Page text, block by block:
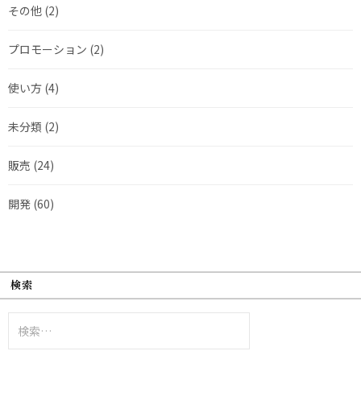
その他 (2)
プロモーション (2)
使い方 (4)
未分類 (2)
販売 (24)
開発 (60)
検索
索: